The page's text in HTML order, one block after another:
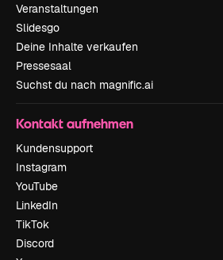
Veranstaltungen
Slidesgo
Deine Inhalte verkaufen
Pressesaal
Suchst du nach magnific.ai
Kontakt aufnehmen
Kundensupport
Instagram
YouTube
LinkedIn
TikTok
Discord